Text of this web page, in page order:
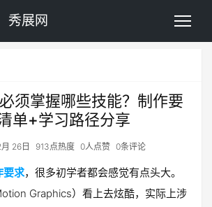
秀展网
须掌握哪些技能？制作要
单+学习路径分享
26日 913点热度 0人点赞 0条评论
要求，很多初学者都会感觉有点头大。
Graphics）看上去炫酷，实际上涉